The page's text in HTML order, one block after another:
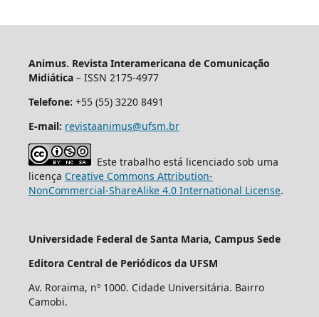
Animus. Revista Interamericana de Comunicação
Midiática– ISSN 2175-4977
Telefone: +55 (55) 3220 8491
E-mail: revistaanimus@ufsm.br
Este trabalho está licenciado sob uma
licença Creative Commons Attribution-
NonCommercial-ShareAlike 4.0 International License.
Universidade Federal de Santa Maria, Campus Sede
Editora Central de Periódicos da UFSM
Av. Roraima, nº 1000. Cidade Universitária. Bairro
Camobi.